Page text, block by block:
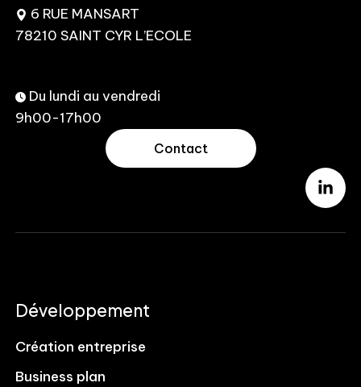
6 RUE MANSART
78210 SAINT CYR L’ECOLE
Du lundi au vendredi
9h00-17h00
Contact
Développement
Création entreprise
Business plan